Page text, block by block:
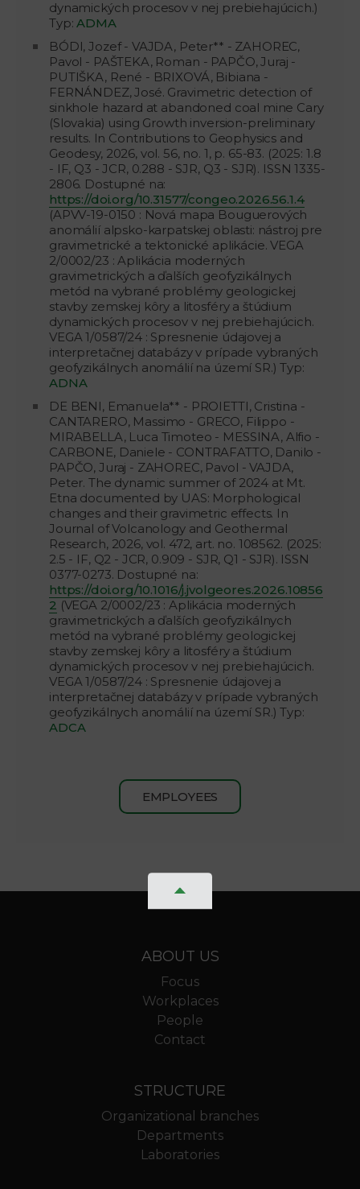
dynamických procesov v nej prebiehajúcich.)
Typ: ADMA
BÓDI, Jozef - VAJDA, Peter** - ZAHOREC,
Pavol - PAŠTEKA, Roman - PAPČO, Juraj -
PUTIŠKA, René - BRIXOVÁ, Bibiana -
FERNÁNDEZ, José. Gravimetric detection of
sinkhole hazard at abandoned coal mine Cary
(Slovakia) using Growth inversion-preliminary
results. In Contributions to Geophysics and
Geodesy, 2026, vol. 56, no. 1, p. 65-83. (2025: 1.8
- IF, Q3 - JCR, 0.288 - SJR, Q3 - SJR). ISSN 1335-
2806. Dostupné na:
https://doi.org/10.31577/congeo.2026.56.1.4
(APVV-19-0150 : Nová mapa Bouguerových
anomálií alpsko-karpatskej oblasti: nástroj pre
gravimetrické a tektonické aplikácie. VEGA
2/0002/23 : Aplikácia moderných
gravimetrických a ďalších geofyzikálnych
metód na vybrané problémy geologickej
stavby zemskej kôry a litosféry a štúdium
dynamických procesov v nej prebiehajúcich.
VEGA 1/0587/24 : Spresnenie údajovej a
interpretačnej databázy v prípade vybraných
geofyzikálnych anomálií na území SR.) Typ:
ADNA
DE BENI, Emanuela** - PROIETTI, Cristina -
CANTARERO, Massimo - GRECO, Filippo -
MIRABELLA, Luca Timoteo - MESSINA, Alfio -
CARBONE, Daniele - CONTRAFATTO, Danilo -
PAPČO, Juraj - ZAHOREC, Pavol - VAJDA,
Peter. The dynamic summer of 2024 at Mt.
Etna documented by UAS: Morphological
changes and their gravimetric effects. In
Journal of Volcanology and Geothermal
Research, 2026, vol. 472, art. no. 108562. (2025:
2.5 - IF, Q2 - JCR, 0.909 - SJR, Q1 - SJR). ISSN
0377-0273. Dostupné na:
https://doi.org/10.1016/j.jvolgeores.2026.10856
2 (VEGA 2/0002/23 : Aplikácia moderných
gravimetrických a ďalších geofyzikálnych
metód na vybrané problémy geologickej
stavby zemskej kôry a litosféry a štúdium
dynamických procesov v nej prebiehajúcich.
VEGA 1/0587/24 : Spresnenie údajovej a
interpretačnej databázy v prípade vybraných
geofyzikálnych anomálií na území SR.) Typ:
ADCA
EMPLOYEES
ABOUT US
Focus
Workplaces
People
Contact
STRUCTURE
Organizational branches
Departments
Laboratories